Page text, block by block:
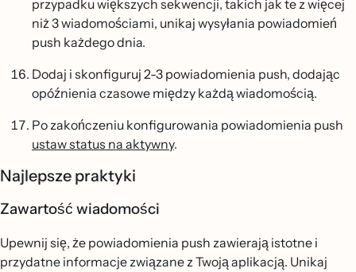
przypadku większych sekwencji, takich jak te z więcej
niż 3 wiadomościami, unikaj wysyłania powiadomień
push każdego dnia.
Dodaj i skonfiguruj 2-3 powiadomienia push, dodając
opóźnienia czasowe między każdą wiadomością.
Po zakończeniu konfigurowania powiadomienia push
ustaw status na aktywny.
Najlepsze praktyki
Zawartość wiadomości
Upewnij się, że powiadomienia push zawierają istotne i
przydatne informacje związane z Twoją aplikacją. Unikaj